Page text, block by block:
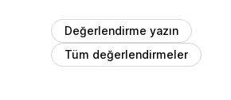
Değerlendirme yazın
Tüm değerlendirmeler